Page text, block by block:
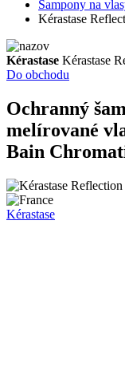
Šampony na
Kérastase
Kérastase Kérastase
Do obchodu
Ochranný
melírované
Bain
Kérastase